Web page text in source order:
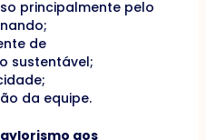
principalmente pelo
de
sustentável;
da equipe.
aos